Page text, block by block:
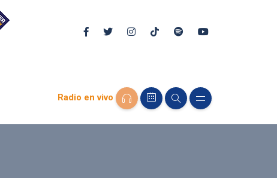
Radio en vivo